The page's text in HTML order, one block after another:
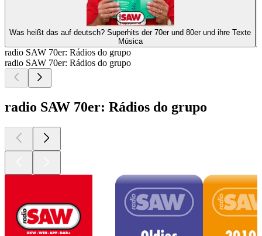
Was heißt das auf deutsch? Superhits der 70er und 80er und ihre Texte
Música
radio SAW 70er: Rádios do grupo
radio SAW 70er: Rádios do grupo
radio SAW 70er: Rádios do grupo